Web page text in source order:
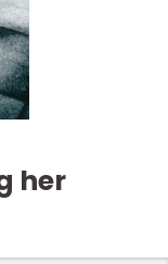
her